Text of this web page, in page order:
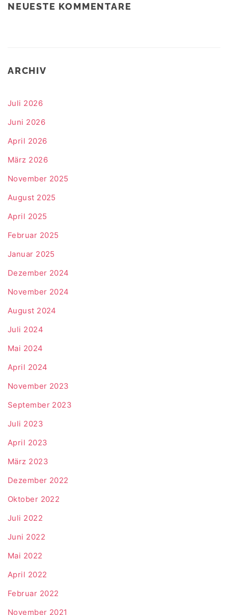
NEUESTE KOMMENTARE
ARCHIV
Juli 2026
Juni 2026
April 2026
März 2026
November 2025
August 2025
April 2025
Februar 2025
Januar 2025
Dezember 2024
November 2024
August 2024
Juli 2024
Mai 2024
April 2024
November 2023
September 2023
Juli 2023
April 2023
März 2023
Dezember 2022
Oktober 2022
Juli 2022
Juni 2022
Mai 2022
April 2022
Februar 2022
November 2021